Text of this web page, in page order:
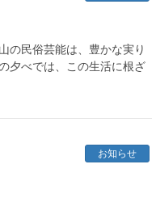
の民俗芸能は、豊かな実り
夕べでは、この生活に根ざ
お知らせ